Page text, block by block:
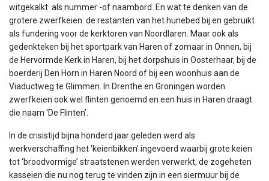
witgekalkt als nummer -of naambord. En wat te denken van de
grotere zwerfkeien: de restanten van het hunebed bij en gebruikt
als fundering voor de kerktoren van Noordlaren. Maar ook als
gedenkteken bij het sportpark van Haren of zomaar in Onnen, bij
de Hervormde Kerk in Haren, bij het dorpshuis in Oosterhaar, bij de
boerderij Den Horn in Haren Noord of bij een woonhuis aan de
Viaductweg te Glimmen. In Drenthe en Groningen worden
zwerfkeien ook wel flinten genoemd en een huis in Haren draagt
die naam ‘De Flinten’.
In de crisistijd bijna honderd jaar geleden werd als
werkverschaffing het ‘keienbikken’ ingevoerd waarbij grote keien
tot ‘broodvormige’ straatstenen werden verwerkt, de zogeheten
kasseien die nu nog terug te vinden zijn in een siermuur bij de